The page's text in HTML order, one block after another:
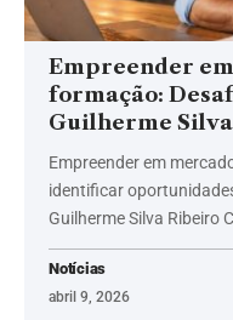
Empreender
formação:
Guilherme
Empreender em
identificar
Guilherme Silva Ribeiro
Notícias
abril 9, 2026